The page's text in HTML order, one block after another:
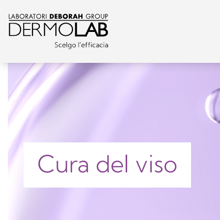
Cura del viso